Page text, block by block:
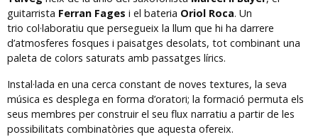
guitarrista Ferran Fages i el bateria Oriol Roca. Un
trio col·laboratiu que persegueix la llum que hi ha darrere
d’atmosferes fosques i paisatges desolats, tot combinant una
paleta de colors saturats amb passatges lírics.
Instal·lada en una cerca constant de noves textures, la seva
música es desplega en forma d’oratori; la formació permuta els
seus membres per construir el seu flux narratiu a partir de les
possibilitats combinatòries que aquesta ofereix.